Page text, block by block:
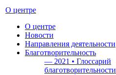
О центре
О центре
Новости
Направления деятельности
Благотворительность
— 2021 • Глоссарий
благотворительности